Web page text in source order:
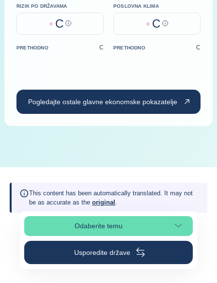
RIZIK PO DRŽAVAMA
C Help
POSLOVNA KLIMA
C Help
PRETHODNO C PRETHODNO C
Pogledajte ostale glavne ekonomske pokazatelje
This content has been automatically translated. It may not
be as accurate as the original .
Odaberite temuOdaberite odjeljak na stranici
Usporedite države